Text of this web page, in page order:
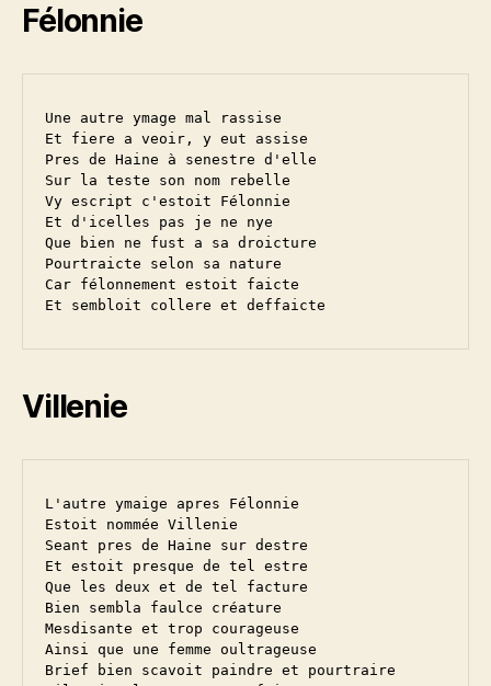
Félonnie
Une autre ymage mal rassise
Et fiere a veoir, y eut assise
Pres de Haine à senestre d'elle
Sur la teste son nom rebelle
Vy escript c'estoit Félonnie
Et d'icelles pas je ne nye
Que bien ne fust a sa droicture
Pourtraicte selon sa nature
Car félonnement estoit faicte
Villenie
L'autre ymaige apres Félonnie
Estoit nommée Villenie
Seant pres de Haine sur destre
Et estoit presque de tel estre
Que les deux et de tel facture
Bien sembla faulce créature
Mesdisante et trop courageuse
Ainsi que une femme oultrageuse
Brief bien scavoit paindre et pourtraire